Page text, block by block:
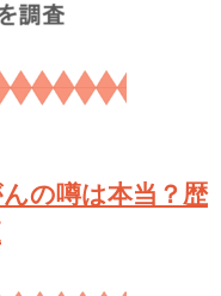
の噂は本当？歴